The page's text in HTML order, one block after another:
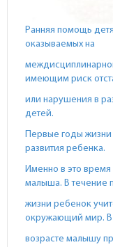
Ранняя помощь
оказываемых на
имеющим риск
или нарушения в
детей.
Первые годы
развития ребенка.
Именно в это
малыша. В течение
жизни ребенок
окружающий мир. В
возрасте малышу